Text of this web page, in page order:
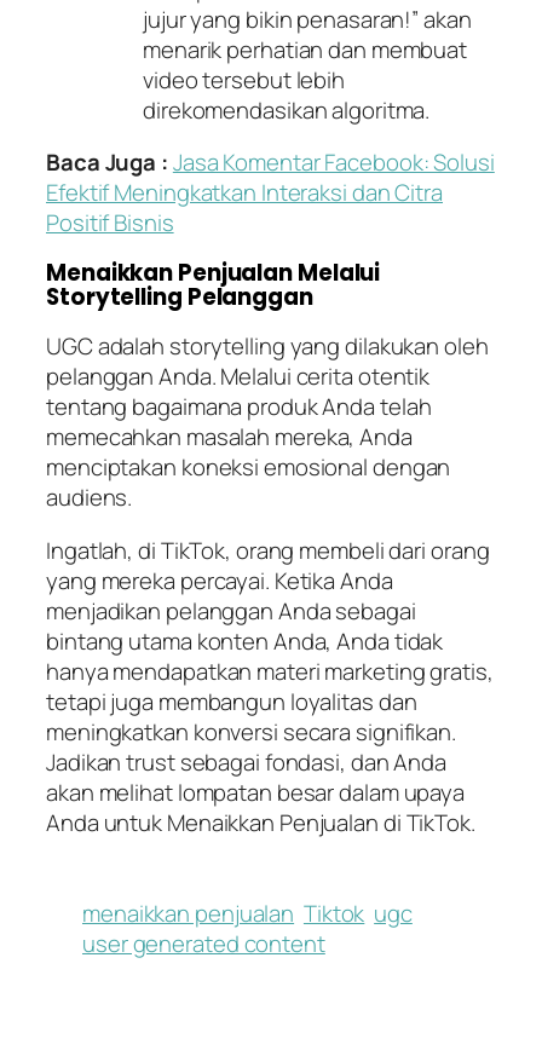
jujur yang bikin penasaran!” akan
menarik perhatian dan membuat
video tersebut lebih
direkomendasikan algoritma.
Baca Juga :Jasa Komentar Facebook: Solusi
Efektif Meningkatkan Interaksi dan Citra
Positif Bisnis
Menaikkan Penjualan Melalui
Storytelling Pelanggan
UGC adalah storytelling yang dilakukan oleh
pelanggan Anda. Melalui cerita otentik
tentang bagaimana produk Anda telah
memecahkan masalah mereka, Anda
menciptakan koneksi emosional dengan
audiens.
Ingatlah, di TikTok, orang membeli dari orang
yang mereka percayai. Ketika Anda
menjadikan pelanggan Anda sebagai
bintang utama konten Anda, Anda tidak
hanya mendapatkan materi marketing gratis,
tetapi juga membangun loyalitas dan
meningkatkan konversi secara signifikan.
Jadikan trust sebagai fondasi, dan Anda
akan melihat lompatan besar dalam upaya
Anda untuk Menaikkan Penjualan di TikTok.
menaikkan penjualan Tiktok ugc
user generated content